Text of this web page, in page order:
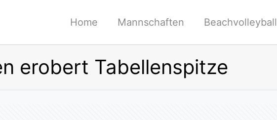
Home Mannschaften Beachvolleyball
erobert Tabellenspitze